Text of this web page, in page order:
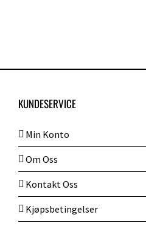
KUNDESERVICE
Min Konto
Om Oss
Kontakt Oss
Kjøpsbetingelser